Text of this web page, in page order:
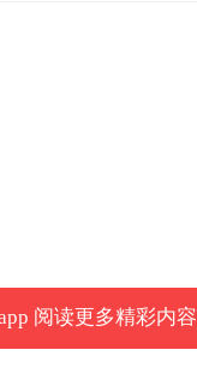
阅读更多精彩内容